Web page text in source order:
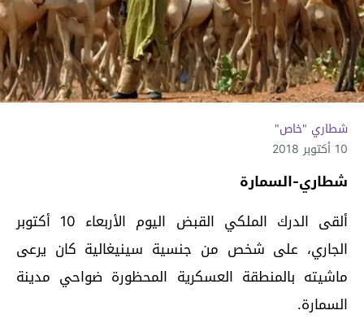
شطاري "خاص"
10 أكتوبر 2018
شطاري-السمارة
ألقى الدرك الملكي القبض اليوم الأربعاء 10 أكتوبر
الجاري، على شخص من جنسية سينيغالية كان يرعى
ماشيته بالمنطقة العسكرية المحظورة ضواحي مدينة
السمارة.